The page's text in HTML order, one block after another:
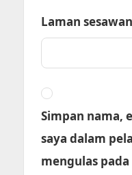
Laman
Simpan nama,
saya dalam
mengulas